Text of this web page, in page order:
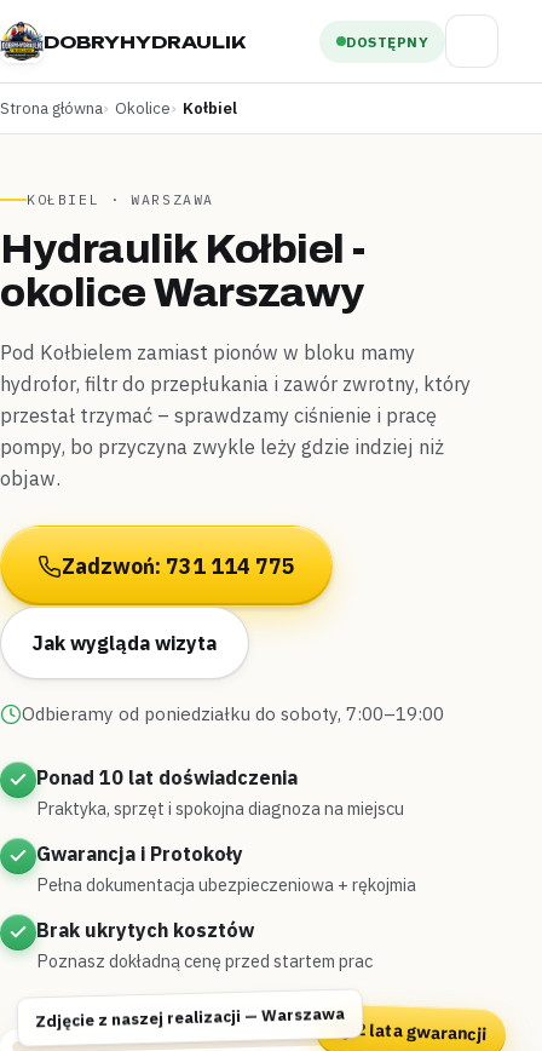
DOBRYHYDRAULIK DOSTĘPNY
Strona główna Okolice Kołbiel
KOŁBIEL · WARSZAWA
Hydraulik Kołbiel -
okolice Warszawy
Pod Kołbielem zamiast pionów w bloku mamy
hydrofor, filtr do przepłukania i zawór zwrotny, który
przestał trzymać – sprawdzamy ciśnienie i pracę
pompy, bo przyczyna zwykle leży gdzie indziej niż
objaw.
Zadzwoń: 731 114 775
Jak wygląda wizyta
Odbieramy od poniedziałku do soboty, 7:00–19:00
Ponad 10 lat doświadczenia
Praktyka, sprzęt i spokojna diagnoza na miejscu
Gwarancja i Protokoły
Pełna dokumentacja ubezpieczeniowa + rękojmia
Brak ukrytych kosztów
Poznasz dokładną cenę przed startem prac
2 lata gwarancji
Zdjęcie z naszej realizacji — Warszawa